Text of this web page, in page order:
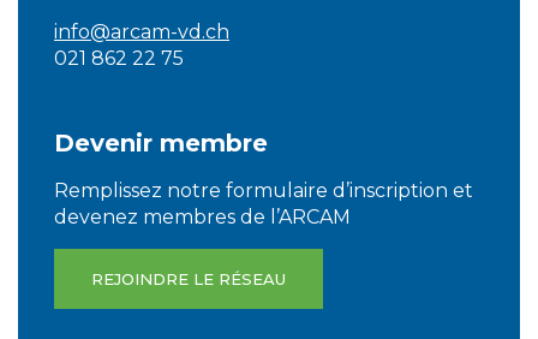
info@arcam-vd.ch
021 862 22 75
Devenir membre
Remplissez notre formulaire d’inscription et
devenez membres de l’ARCAM
REJOINDRE LE RÉSEAU